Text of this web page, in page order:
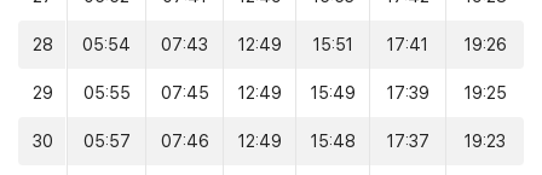
28 05:54 07:43 12:49 15:51 17:41 19:26
29 05:55 07:45 12:49 15:49 17:39 19:25
30 05:57 07:46 12:49 15:48 17:37 19:23